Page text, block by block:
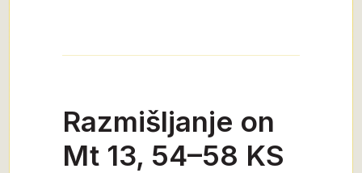
Razmišljanje on
Mt 13, 54–58 KS